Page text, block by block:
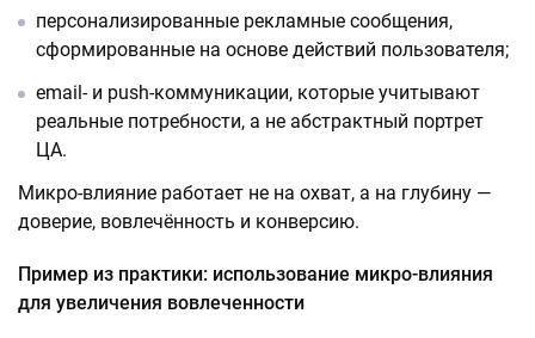
персонализированные рекламные сообщения,
сформированные на основе действий пользователя;
email- и push-коммуникации, которые учитывают
реальные потребности, а не абстрактный портрет
ЦА.
Микро-влияние работает не на охват, а на глубину —
доверие, вовлечённость и конверсию.
Пример из практики: использование микро-влияния
для увеличения вовлеченности